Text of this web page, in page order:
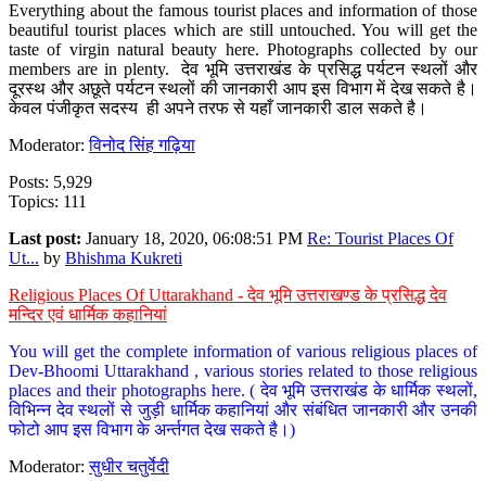
Everything about the famous tourist places and information of those
beautiful tourist places which are still untouched. You will get the
taste of virgin natural beauty here. Photographs collected by our
members are in plenty. देव भूमि उत्तराखंड के प्रसिद्ध पर्यटन स्थलों और
दूरस्थ और अछूते पर्यटन स्थलों की जानकारी आप इस विभाग में देख सकते है।
केवल पंजीकृत सदस्य ही अपने तरफ से यहाँ जानकारी डाल सकते है।
Moderator:विनोद सिंह गढ़िया
Posts: 5,929
Topics: 111
Last post: January 18, 2020, 06:08:51 PM Re: Tourist Places Of
Ut... by Bhishma Kukreti
Religious Places Of Uttarakhand - देव भूमि उत्तराखण्ड के प्रसिद्ध देव
मन्दिर एवं धार्मिक कहानियां
You will get the complete information of various religious places of
Dev-Bhoomi Uttarakhand , various stories related to those religious
places and their photographs here. ( देव भूमि उत्तराखंड के धार्मिक स्थलों,
विभिन्न देव स्थलों से जुड़ी धार्मिक कहानियां और संबंधित जानकारी और उनकी
फोटो आप इस विभाग के अर्न्तगत देख सकते है।)
Moderator:सुधीर चतुर्वेदी